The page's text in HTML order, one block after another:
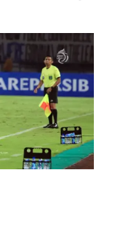
Bandung atas Bali
Lautan Api,
LIB).